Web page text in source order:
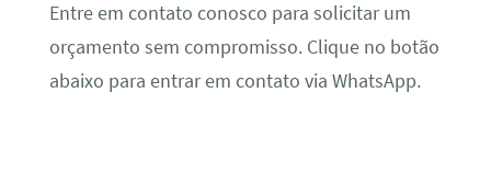
Entre em contato conosco para solicitar um
orçamento sem compromisso. Clique no botão
abaixo para entrar em contato via WhatsApp.